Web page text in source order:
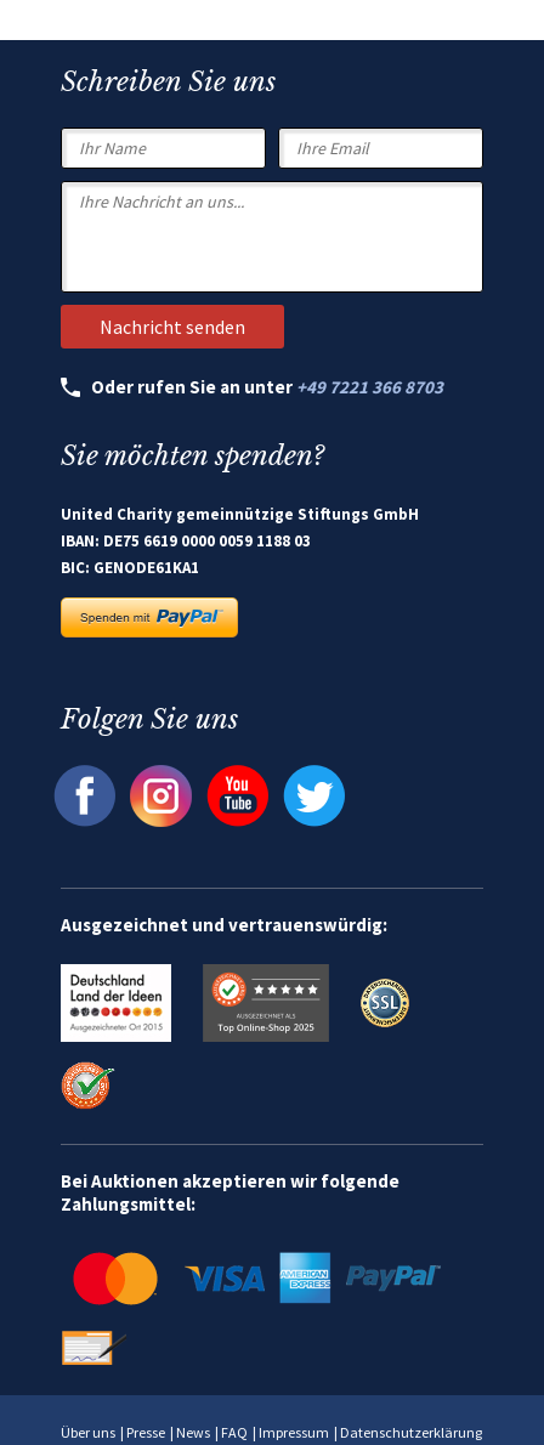
Schreiben Sie uns
Oder rufen Sie an unter +49 7221 366 8703
Sie möchten spenden?
United Charity gemeinnützige Stiftungs GmbH
IBAN: DE75 6619 0000 0059 1188 03
BIC: GENODE61KA1
Folgen Sie uns
Ausgezeichnet und vertrauenswürdig:
Bei Auktionen akzeptieren wir folgende
Zahlungsmittel:
Über uns | Presse | News | FAQ | Impressum | Datenschutzerklärung